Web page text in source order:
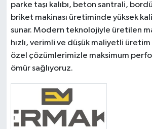
parke taşı kalıbı, beton santrali,
briket makinası üretiminde yüksek
sunar. Modern teknolojiyle üretilen
hızlı, verimli ve düşük maliyetli
özel çözümlerimizle maksimum
ömür sağlıyoruz.